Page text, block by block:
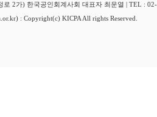
2가) 한국공인회계사회 대표자 최운열 | TEL :
: Copyright(c) KICPA All rights Reserved.